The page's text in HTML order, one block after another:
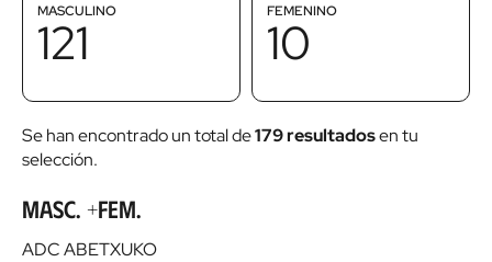
MASCULINO
121
FEMENINO
10
Se han encontrado un total de179 resultadosen tu
selección.
Masc. +Fem.
ADC ABETXUKO